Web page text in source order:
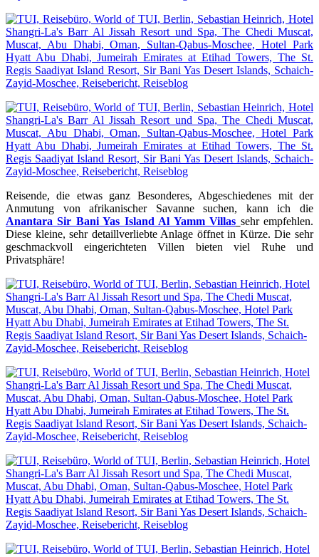
Reisende, die etwas ganz Besonderes, Abgeschiedenes mit der
Anmutung von afrikanischer Savanne suchen, kann ich die
Anantara Sir Bani Yas Island Al Yamm Villas sehr empfehlen.
Diese kleine, sehr detaillverliebte Anlage öffnet in Kürze. Die sehr
geschmackvoll eingerichteten Villen bieten viel Ruhe und
Privatsphäre!